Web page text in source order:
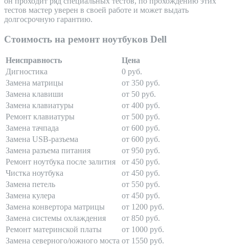
тестов мастер уверен в своей работе и может выдать
долгосрочную гарантию.
Стоимость на ремонт ноутбуков Dell
Неисправность
Цена
Дигностика
0 руб.
Замена матрицы
от 350 руб.
Замена клавиши
от 50 руб.
Замена клавиатуры
от 400 руб.
Ремонт клавиатуры
от 500 руб.
Замена тачпада
от 600 руб.
Замена USB-разъема
от 600 руб.
Замена разъема питания
от 950 руб.
Ремонт ноутбука после залития
от 450 руб.
Чистка ноутбука
от 450 руб.
Замена петель
от 550 руб.
Замена кулера
от 450 руб.
Замена конвертора матрицы
от 1200 руб.
Замена системы охлаждения
от 850 руб.
Ремонт материнской платы
от 1000 руб.
Замена северного/южного моста от 1550 руб.